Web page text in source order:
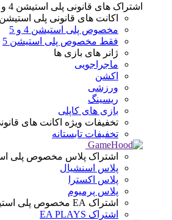
اشتراک های قانونی پلی استیشن 4 و 5
اکانت های قانونی پلی استیشن 4 و 5
مخصوص پلی استیشن 4 و 5
فقط مخصوص پلی استیشن 5
ژانر های بازی ها
ماجراجویی
اکشن
ورزشی
ریسینگ
بازی های کاپلی
تخفیفات ویژه اکانت های
تخفیفات تابستانه
اشتراک پلاس مخصوص پلی
پلاس اسنشیال
پلاس اکسترا
پلاس پرمیوم
اشتراک EA
مخصوص پلی استیشن
اشتراک EA PLAYS